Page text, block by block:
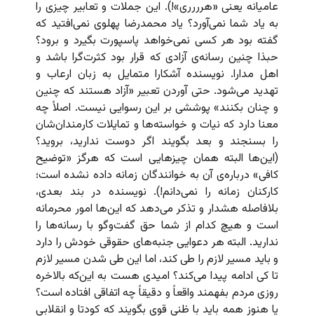
عامیانه یعنی «هرررری»!). این جملات و تعابیر چیزی را
به یاد شما نمی‌آورد؟ یاد محمدرضا پهلوی نمی‌افتید که
گفته بود هر کسی نمی‌خواهد پاسپورت بگیرد و برود؟
حبذا چنین رسانه‌ی آزادی که قرار بود کثرت‌گرا باشد و
اهل مدارا. نویسنده آشکارا متمایل به زبان ارعاب و
تهدید می‌شود. حتی آوردن تعبیر «آزاد هستند که چنین
و چنان بکنند» پوششی بر این رسوایی نیست. اصلاً چه
معنا دارد که نیات و خواسته‌ها و تمایلات کارمندان‌شان
را بسنجند و بعد بگویند اگر دوست ندارید، بروید؟
(این‌ها البته همان چیزهایی است که هرگز «توضیح
کافی» درباره‌ی آن به خوانندگان زمانه داده نشده است؛
کارکنان زمانه را نمی‌دانم!). نویسنده در بند بعدی،
بلافاصله هشدار و تذکر می‌دهد که این‌ها امور محرمانه
است و هیچ کدام از شما حق گفت‌وگو با رسانه‌ها را
ندارید. البته هر دعوایی جنبه‌های حقوقی خودش را دارد
و باید مسیر لازم را طی کند، اما این طی شدن مسیر لازم
تا کی ادامه پیدا می‌‌کند؟ امیدی هست به این‌که بالاخره
روزی مردم بفهمند واقعاً و دقیقاً چه اتفاقی افتاده است؟
یا هنوز همه باید با ظنی قوی بگویند که کودتا و انقلابی